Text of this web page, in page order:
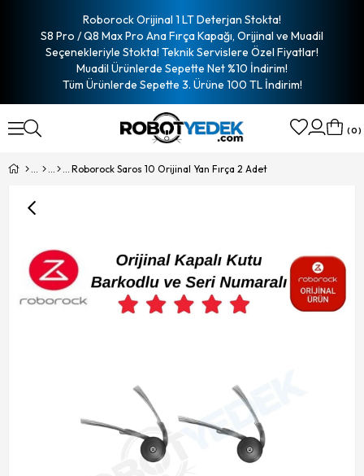
Roborock Orijinal 1 LT Deterjan Stokta!
S8 Pro / Q8 Max Pro Ana Fırça Kapağı, Orijinal ve Muadil
Seçenekleriyle Stokta! Teknik Servislere Özel Fiyatlar!
Muadil Ürünlerde Sepette Net %10 İndirim!
Tüm Ürünlerde Sepette 3. Ürüne 100 TL İndirim!
0
Roborock Saros 10 Orijinal Yan Fırça 2 Adet